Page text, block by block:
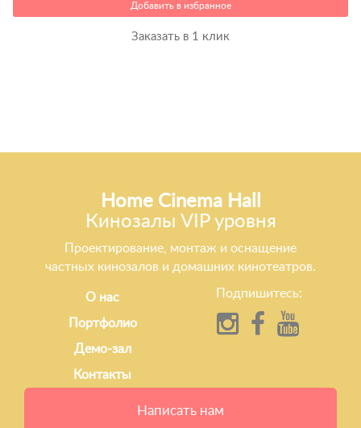
Добавить в избранное
Заказать в 1 клик
Home Cinema Hall
Кинозалы VIP уровня
Проектирование, монтаж и оснащение
частных кинозалов и домашних кинотеатров.
О нас
Портфолио
Демо-зал
Контакты
Подпишитесь:
Написать нам